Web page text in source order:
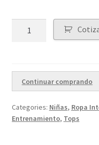
Continuar comprando
Categories: Niñas, Ropa
Entrenamiento, Tops